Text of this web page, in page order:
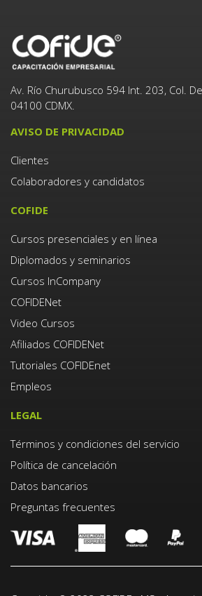
Av. Río Churubusco 594 Int. 203, Col.
04100 CDMX.
AVISO DE PRIVACIDAD
Clientes
Colaboradores y candidatos
COFIDE
Cursos presenciales y en línea
Diplomados y seminarios
Cursos InCompany
COFIDENet
Video Cursos
Afiliados COFIDENet
Tutoriales COFIDEnet
Empleos
LEGAL
Términos y condiciones del servicio
Política de cancelación
Datos bancarios
Preguntas frecuentes